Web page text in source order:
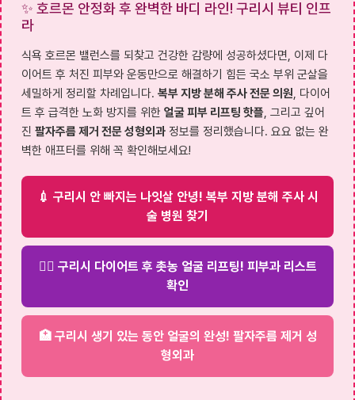
✨ 호르몬 안정화 후 완벽한 바디 라인! 구리시 뷰티 인프
라
식욕 호르몬 밸런스를 되찾고 건강한 감량에 성공하셨다면, 이제 다
이어트 후 처진 피부와 운동만으로 해결하기 힘든 국소 부위 군살을
세밀하게 정리할 차례입니다. 복부 지방 분해 주사 전문 의원, 다이어
트 후 급격한 노화 방지를 위한 얼굴 피부 리프팅 핫플, 그리고 깊어
진 팔자주름 제거 전문 성형외과 정보를 정리했습니다. 요요 없는 완
벽한 애프터를 위해 꼭 확인해보세요!
💉 구리시 안 빠지는 나잇살 안녕! 복부 지방 분해 주사 시
술 병원 찾기
💆‍♀️ 구리시 다이어트 후 촛농 얼굴 리프팅! 피부과 리스트
확인
🏥 구리시 생기 있는 동안 얼굴의 완성! 팔자주름 제거 성
형외과